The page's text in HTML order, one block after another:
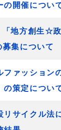
の開催につい
地方創生☆
集について
ファッション
策定につい
リサイクル法